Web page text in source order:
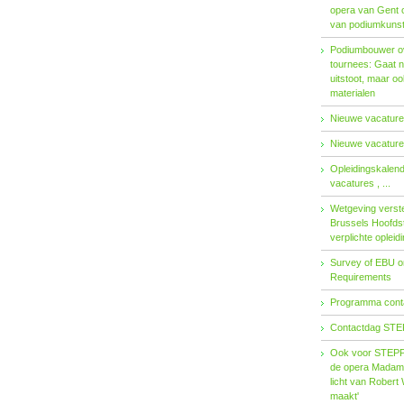
opera van Gent
van
Podiumbouwer
tournees: Gaat
uitstoot, maar
materialen
Nieuwe
Nieuwe
vacatures , ...
Wetgeving
Brussels
verplichte
Survey of EBU
Requirements
Programma
Contactdag
Ook voor
de opera
licht van Robert
maakt'